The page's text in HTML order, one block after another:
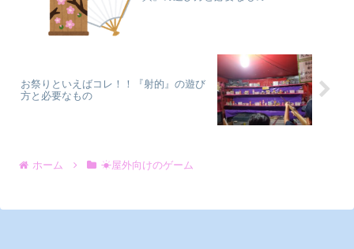
お祭りといえばコレ！！『射的』の遊び
方と必要なもの
ホーム ☀屋外向けのゲーム